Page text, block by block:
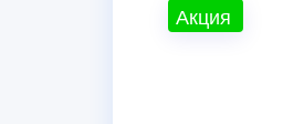
Акция